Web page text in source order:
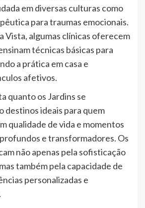
em diversas culturas como
para traumas emocionais.
Vista, algumas clínicas oferecem
técnicas básicas para
a prática em casa e
afetivos.
quanto os Jardins se
destinos ideais para quem
qualidade de vida e momentos
e transformadores. Os
não apenas pela sofisticação
também pela capacidade de
personalizadas e